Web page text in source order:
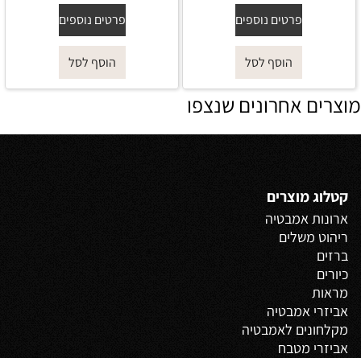
פרטים נוספים
הוסף לסל
פרטים נוספים
הוסף לסל
מוצרים אחרונים שנצפו
קטלוג מוצרים
ארונות אמבטיה
ריהוט משלים
ברזים
כיורים
מראות
אביזרי אמבטיה
מקלחונים לאמבטיה
אביזרי מטבח